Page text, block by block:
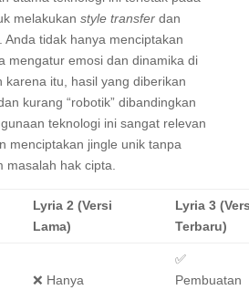
melakukan style transferdan
. Anda tidak hanya menciptakan
mengatur emosi dan dinamika di
karena itu, hasil yang diberikan
kurang “robotik” dibandingkan
teknologi ini sangat relevan
menciptakan jingle unik tanpa
masalah hak cipta.
Lyria 2 (Versi
Lama)
Lyria 3
Terbaru)
❌ Hanya
✅
Pembuatan